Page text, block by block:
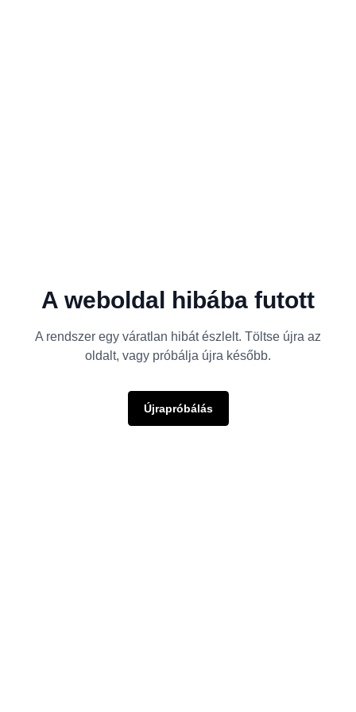
A weboldal hibába futott
A rendszer egy váratlan hibát észlelt. Töltse újra az
oldalt, vagy próbálja újra később.
Újrapróbálás